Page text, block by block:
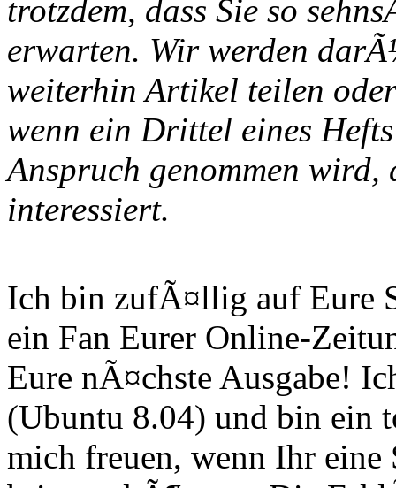
trotzdem, dass Sie so
erwarten. Wir werden
weiterhin Artikel teilen
wenn ein Drittel eines
Anspruch genommen
interessiert.
Ich bin zufÃ¤llig auf Eure
ein Fan Eurer Online-
Eure nÃ¤chste Ausgabe!
(Ubuntu 8.04) und bin ein
mich freuen, wenn Ihr